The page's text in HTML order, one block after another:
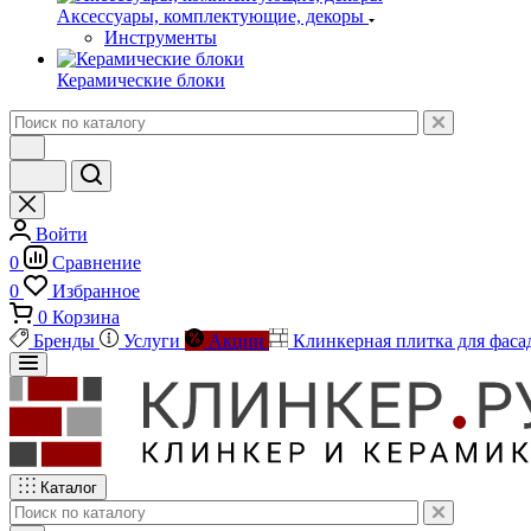
Аксессуары, комплектующие, декоры
Инструменты
Керамические блоки
Войти
0
Сравнение
0
Избранное
0 Корзина
Бренды
Услуги Акции Клинкерная плитка для
Каталог